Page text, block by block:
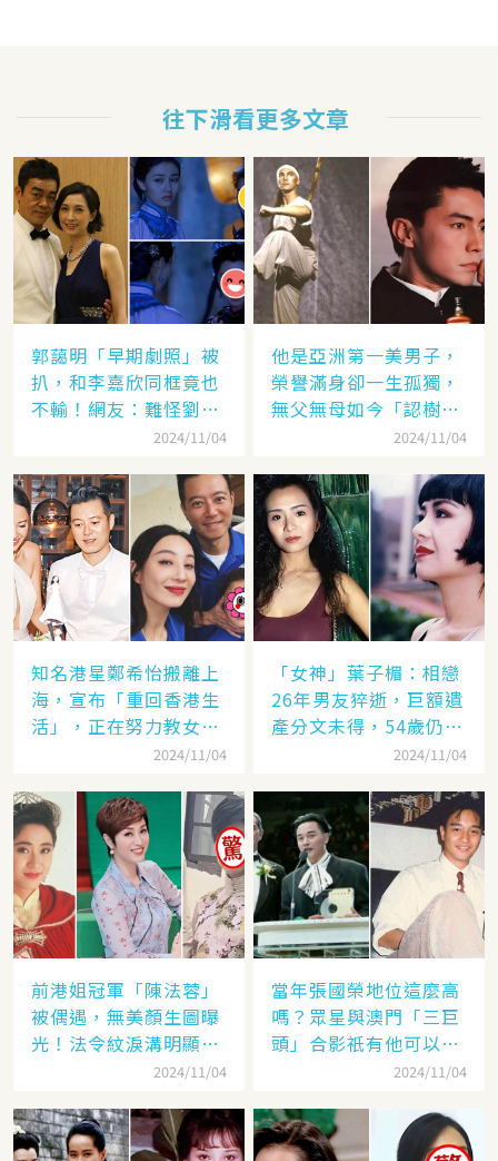
往下滑看更多文章
郭藹明「早期劇照」被
扒，和李嘉欣同框竟也
不輸！網友：難怪劉青
2024/11/04
他是亞洲第一美男子，
榮譽滿身卻一生孤獨，
無父無母如今「認樹為
祖父母」：太凄涼2024/11/04
知名港星鄭希怡搬離上
海，宣布「重回香港生
活」，正在努力教女兒
2024/11/04
「女神」葉子楣：相戀
26年男友猝逝，巨額遺
產分文未得，54歲仍單
2024/11/04
前港姐冠軍「陳法蓉」
被偶遇，無美顏生圖曝
光！法令紋淚溝明顯網
嘆：「絕世美女也會
2024/11/04
當年張國榮地位這麼高
嗎？眾星與澳門「三巨
頭」合影祇有他可以
「坐著」，而且還是C
2024/11/04